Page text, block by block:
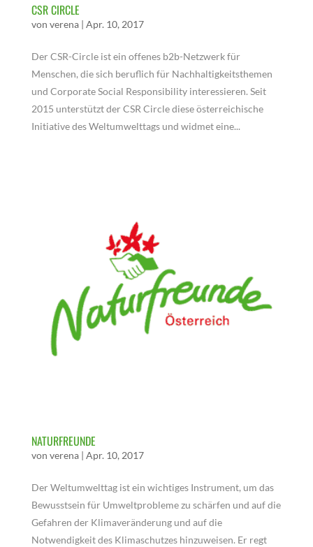
CSR CIRCLE
von verena| Apr. 10, 2017
Der CSR-Circle ist ein offenes b2b-Netzwerk für
Menschen, die sich beruflich für Nachhaltigkeitsthemen
und Corporate Social Responsibility interessieren. Seit
2015 unterstützt der CSR Circle diese österreichische
Initiative des Weltumwelttags und widmet eine...
NATURFREUNDE
von verena| Apr. 10, 2017
Der Weltumwelttag ist ein wichtiges Instrument, um das
Bewusstsein für Umweltprobleme zu schärfen und auf die
Gefahren der Klimaveränderung und auf die
Notwendigkeit des Klimaschutzes hinzuweisen. Er regt